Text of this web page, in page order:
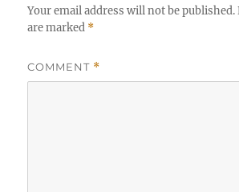
Your email address will not be published.
are marked *
COMMENT *